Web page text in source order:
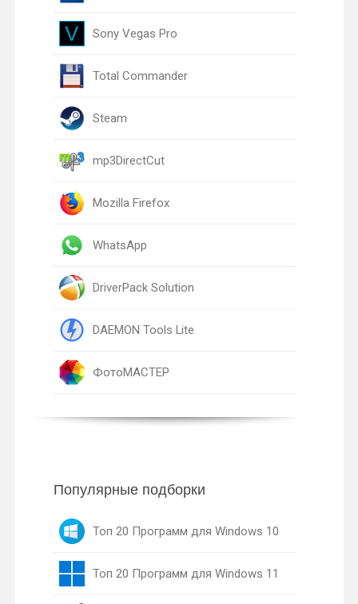
Sony Vegas Pro
Total Commander
Steam
mp3DirectCut
Mozilla Firefox
WhatsApp
DriverPack Solution
DAEMON Tools Lite
ФотоМАСТЕР
Популярные подборки
Топ 20 Программ для Windows 10
Топ 20 Программ для Windows 11